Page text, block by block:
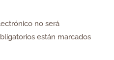
no será
están marcados